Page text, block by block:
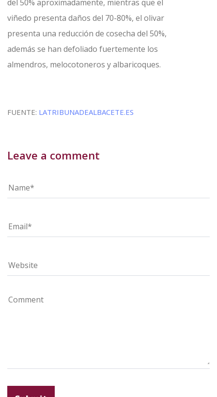
del 50% aproximadamente, mientras que el
viñedo presenta daños del 70-80%, el olivar
presenta una reducción de cosecha del 50%,
además se han defoliado fuertemente los
almendros, melocotoneros y albaricoques.
FUENTE: LATRIBUNADEALBACETE.ES
Leave a comment